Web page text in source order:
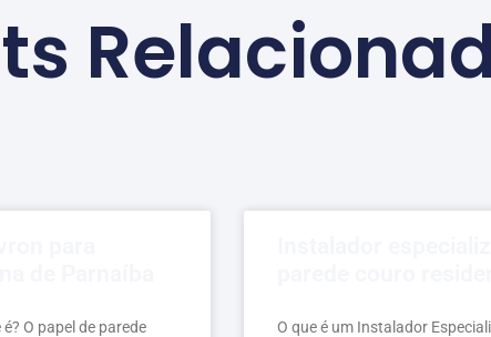
O papel de parede
O que é um Instalador